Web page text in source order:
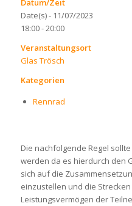
Datum/Zeit
Date(s) - 11/07/2023
18:00 - 20:00
Veranstaltungsort
Glas Trösch
Kategorien
Rennrad
Die nachfolgende Regel
werden da es hierdurch den
sich auf die
einzustellen und die
Leistungsvermögen der